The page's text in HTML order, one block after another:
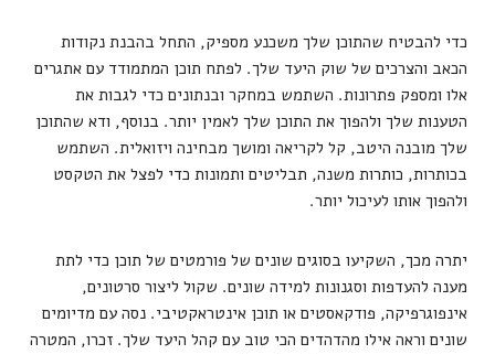
כדי להבטיח שהתוכן שלך משכנע מספיק, התחל בהבנת נקודות
הכאב והצרכים של שוק היעד שלך. לפתח תוכן המתמודד עם אתגרים
אלו ומספק פתרונות. השתמש במחקר ובנתונים כדי לגבות את
הטענות שלך ולהפוך את התוכן שלך לאמין יותר. בנוסף, ודא שהתוכן
שלך מובנה היטב, קל לקריאה ומושך מבחינה ויזואלית. השתמש
בכותרות, כותרות משנה, תבליטים ותמונות כדי לפצל את הטקסט
ולהפוך אותו לעיכול יותר.
יתרה מכך, השקיעו בסוגים שונים של פורמטים של תוכן כדי לתת
מענה להעדפות וסגנונות למידה שונים. שקול ליצור סרטונים,
אינפוגרפיקה, פודקאסטים או תוכן אינטראקטיבי. נסה עם מדיומים
שונים וראה אילו מהדהדים הכי טוב עם קהל היעד שלך. זכרו, המטרה